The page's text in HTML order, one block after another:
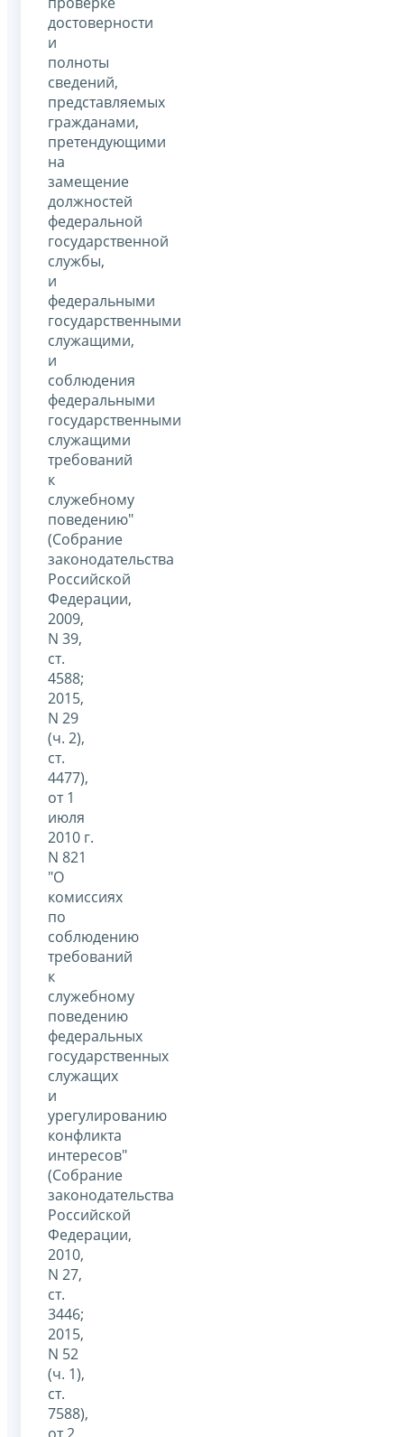
достоверности
и
полноты
сведений,
представляемых
гражданами,
претендующими
на
замещение
должностей
федеральной
государственной
службы,
и
федеральными
государственными
служащими,
и
соблюдения
федеральными
государственными
служащими
требований
к
служебному
поведению"
(Собрание
законодательства
Российской
Федерации,
2009,
N 39,
ст.
4588;
2015,
N 29
(ч. 2),
ст.
4477),
от 1
июля
2010 г.
N 821
"О
комиссиях
по
соблюдению
требований
к
служебному
поведению
федеральных
государственных
служащих
и
урегулированию
конфликта
интересов"
(Собрание
законодательства
Российской
Федерации,
2010,
N 27,
ст.
3446;
2015,
N 52
(ч. 1),
ст.
7588),
от 2